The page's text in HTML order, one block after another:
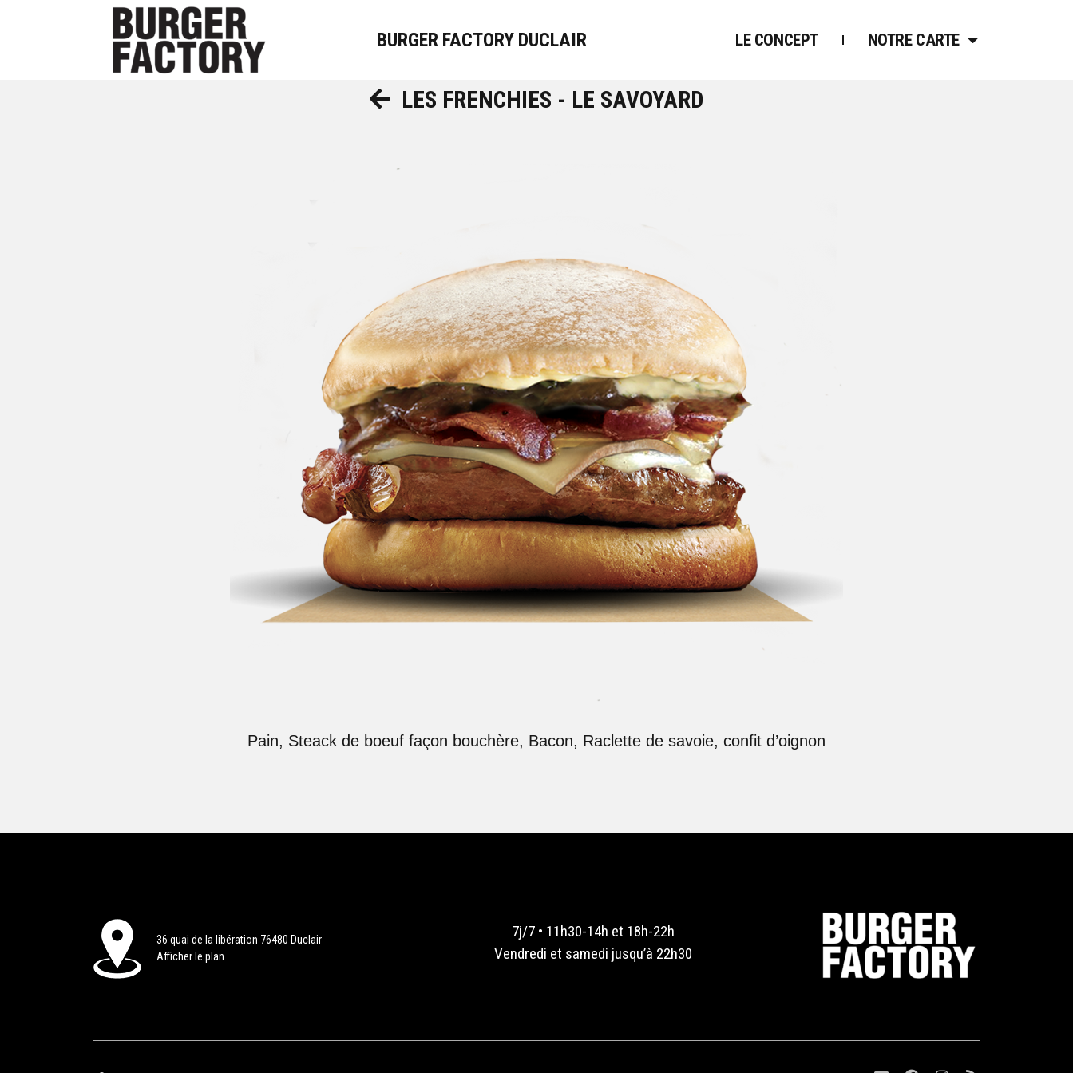
BURGER FACTORY DUCLAIR LE CONCEPT NOTRE CARTE
LES FRENCHIES - LE SAVOYARD
Pain, Steack de boeuf façon bouchère, Bacon, Raclette de savoie, confit d’oignon
36 quai de la libération 76480 Duclair
Afficher le plan
7j/7 • 11h30-14h et 18h-22h
Vendredi et samedi jusqu’à 22h30